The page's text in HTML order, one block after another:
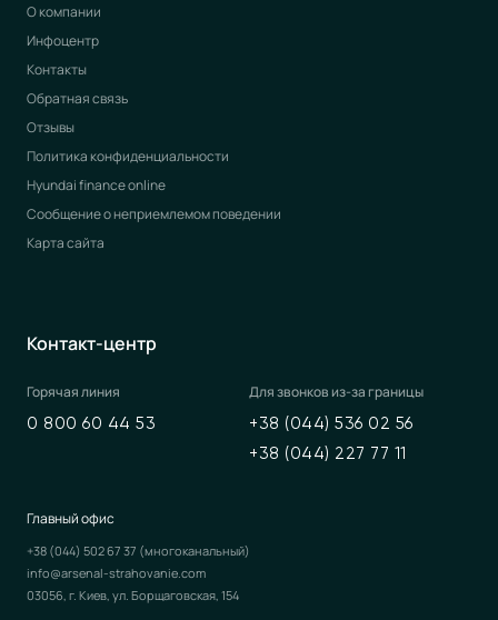
О компании
Инфоцентр
Контакты
Обратная связь
Отзывы
Политика конфиденциальности
Hyundai finance online
Сообщение о неприемлемом поведении
Карта сайта
Контакт-центр
Горячая линия
0 800 60 44 53
Для звонков из-за границы
+38 (044) 536 02 56
+38 (044) 227 77 11
Главный офис
+38 (044) 502 67 37 (многоканальный)
info@arsenal-strahovanie.com
03056, г. Киев, ул. Борщаговская, 154